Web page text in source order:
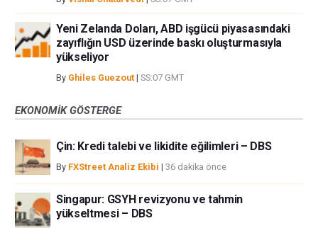
Yeni Zelanda Doları, ABD işgücü piyasasındaki
zayıflığın USD üzerinde baskı oluşturmasıyla
yükseliyor
By Ghiles Guezout | SS:07 GMT
EKONOMIK GÖSTERGE
Çin: Kredi talebi ve likidite eğilimleri – DBS
By FXStreet Analiz Ekibi | 36 dakika önce
Singapur: GSYH revizyonu ve tahmin
yükseltmesi – DBS